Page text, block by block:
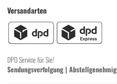
Versandarten
DPD Service für Sie!
Sendungsverfolgung |